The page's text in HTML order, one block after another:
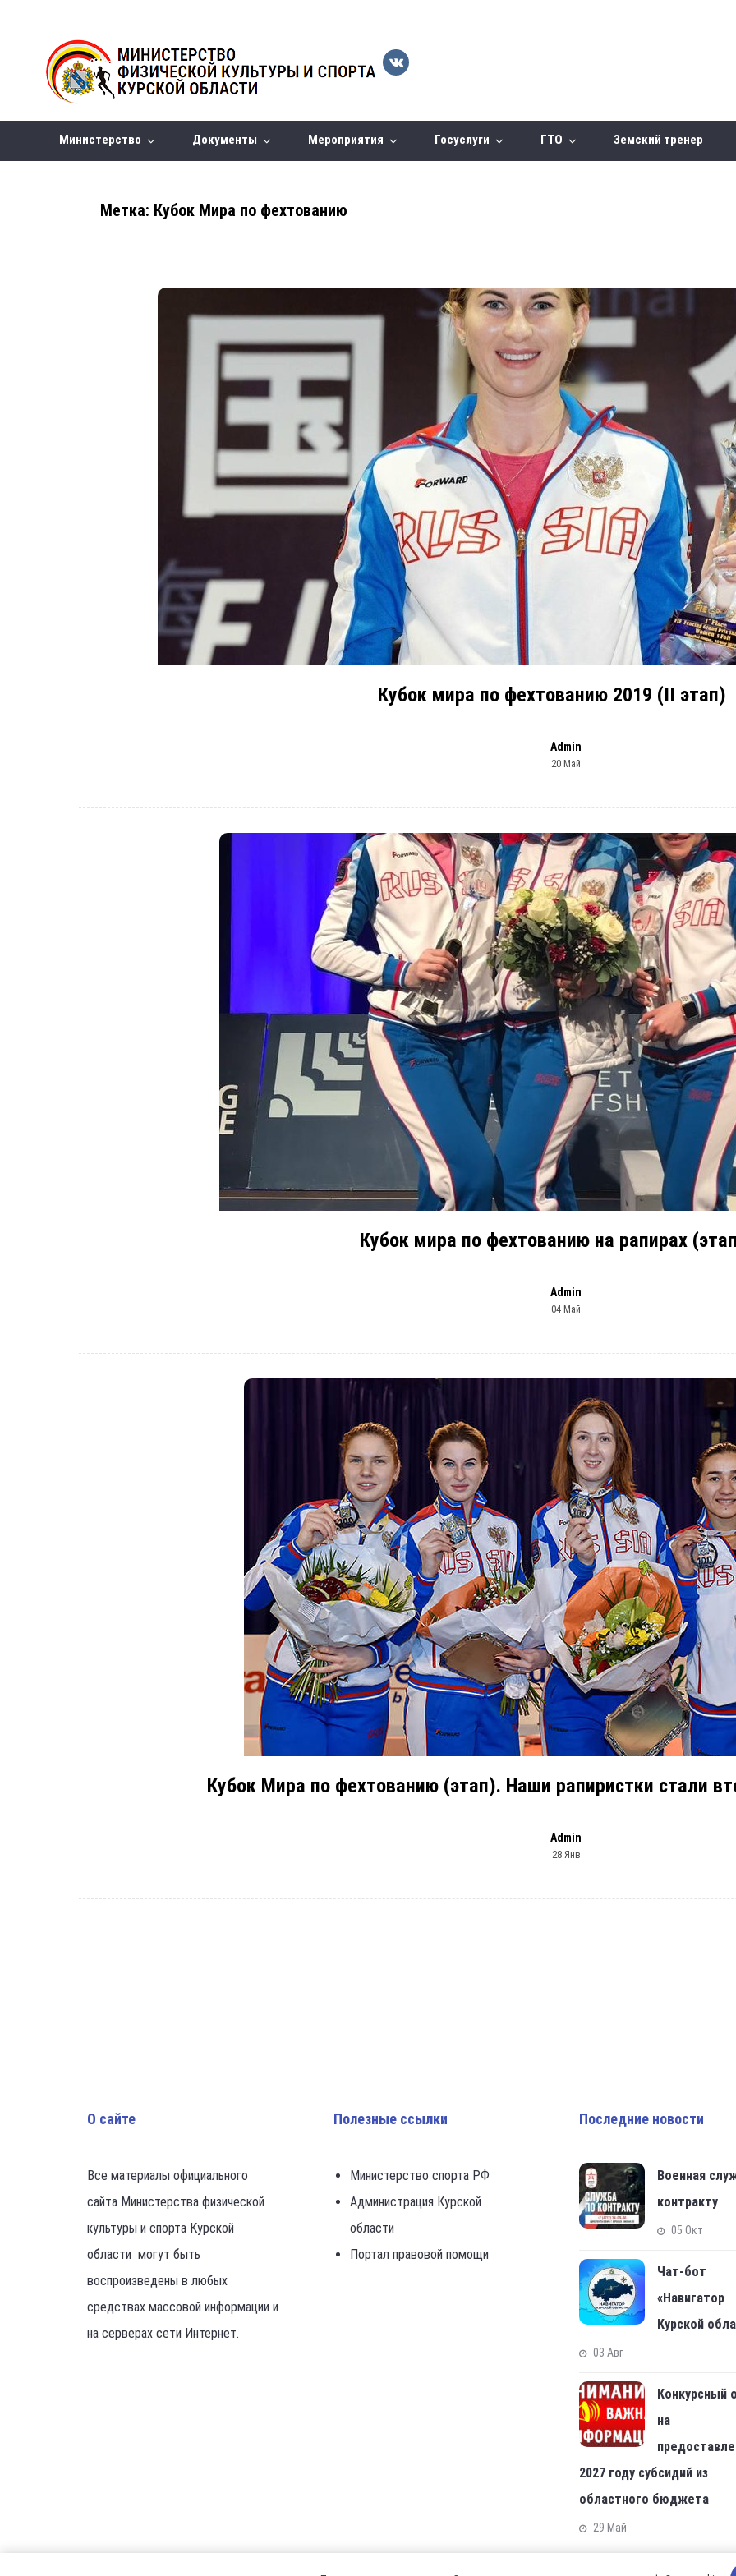
Министерство Документы Мероприятия Госуслуги ГТО Земский тренер
Метка: Кубок Мира по фехтованию
Кубок мира по фехтованию 2019 (II этап)
Admin
20 Май
Кубок мира по фехтованию на рапирах
Admin
04 Май
Кубок Мира по фехтованию (этап). Наши рапиристки стали
Admin
28 Янв
О сайте
Все материалы официального
сайта Министерства физической
культуры и спорта Курской
области могут быть
воспроизведены в любых
средствах массовой информации и
на серверах сети Интернет.
Полезные ссылки
Министерство спорта РФ
Администрация Курской
области
Портал правовой помощи
Последние новости
Военная
контракту
05 Окт
Чат-бот
«Навигатор
Курской
03 Авг
Конкурсный
на
2027 году субсидий из
областного бюджета
29 Май